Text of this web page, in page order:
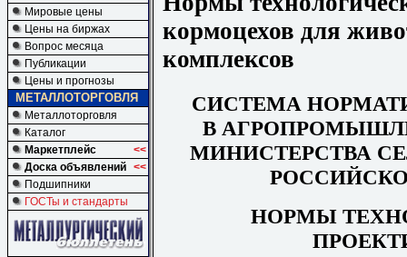
Мировые цены
Цены на биржах
Вопрос месяца
Публикации
Цены и прогнозы
МЕТАЛЛОТОРГОВЛЯ
Металлоторговля
Каталог
Маркетплейс
<<
Доска объявлений <<
Подшипники
ГОСТы и стандарты
кормоцехов для
комплексов
СИСТЕМА
В
МИНИСТЕРСТВА
НОРМЫ